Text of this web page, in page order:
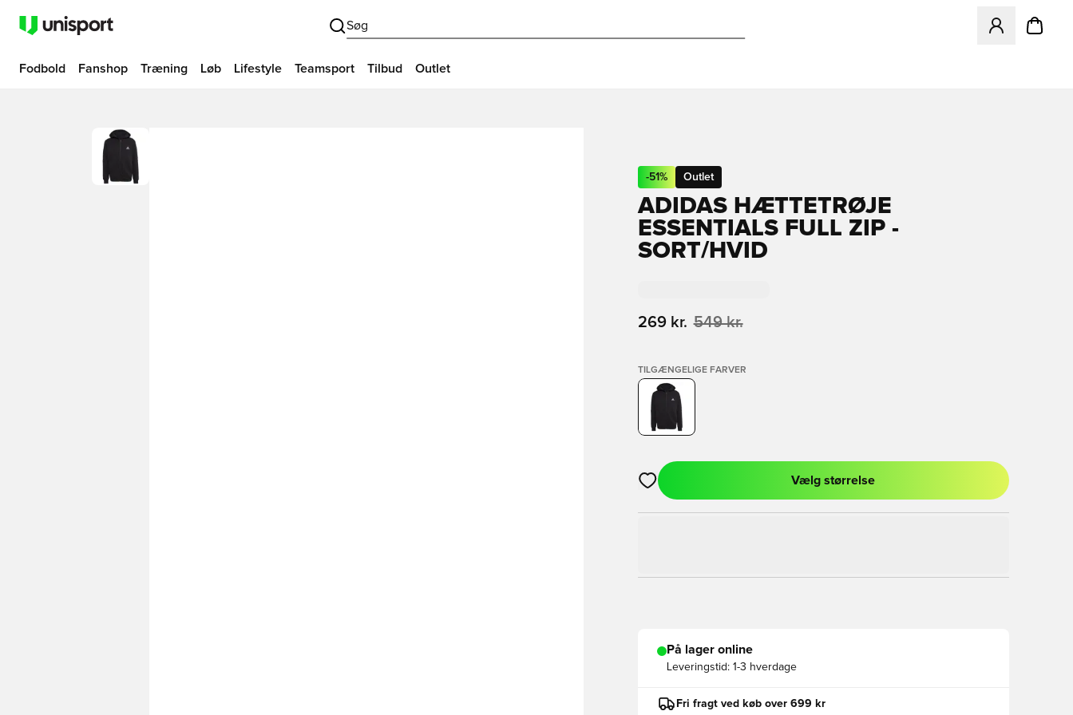
Søg
Åbner en
Fodbold Fanshop Træning Løb Lifestyle Teamsport Tilbud Outlet
-51% Outlet
ADIDAS HÆTTETRØJE
ESSENTIALS FULL ZIP -
SORT/HVID
269 kr. 549 kr.
TILGÆNGELIGE FARVER
Åbner en Modal til at logge ind eller tilmelde dig som medlem
Vælg størrelse
På lager online
Leveringstid: 1-3 hverdage
Fri fragt ved køb over 699 kr